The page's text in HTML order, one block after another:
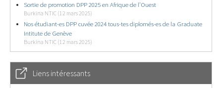
Sortie de promotion DPP 2025 en Afrique de l’Ouest
Burkina NTIC (12 mars 2025)
Nos étudiant-es DPP cuvée 2024 tous-tes diplomés-es de la Graduate
Intitute de Genève
Burkina NTIC (12 mars 2025)
Liens intéressants